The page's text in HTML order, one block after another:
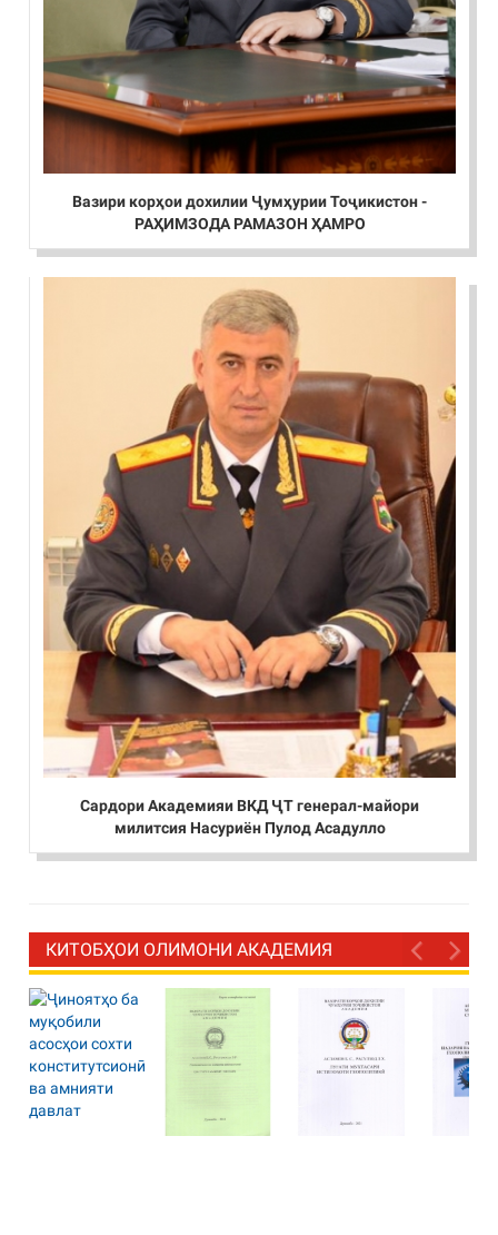
Вазири корҳои дохилии Ҷумҳурии Тоҷикистон -
РАҲИМЗОДА РАМАЗОН ҲАМРО
Сардори Академияи ВКД ҶТ генерал-майори
милитсия Насуриён Пулод Асадулло
КИТОБҲОИ ОЛИМОНИ АКАДЕМИЯ